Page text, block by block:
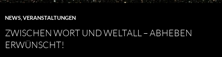
NEWS VERANSTALTUNGEN
ZWISCHEN WORT UND WELTALL – ABHEBEN
ERWÜNSCHT!